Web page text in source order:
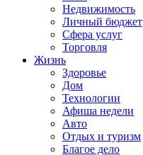
Недвижимость
Личный бюджет
Сфера услуг
Торговля
Жизнь
Здоровье
Дом
Технологии
Афиша недели
Авто
Отдых и туризм
Благое дело